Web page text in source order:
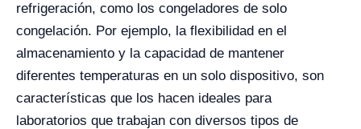
refrigeración, como los congeladores de solo
congelación. Por ejemplo, la flexibilidad en el
almacenamiento y la capacidad de mantener
diferentes temperaturas en un solo dispositivo, son
características que los hacen ideales para
laboratorios que trabajan con diversos tipos de